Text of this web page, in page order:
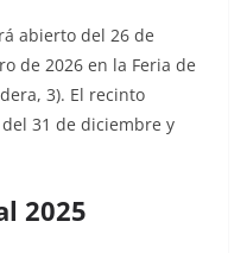
abierto del 26 de
de 2026 en la Feria de
3). El recinto
31 de diciembre y
2025